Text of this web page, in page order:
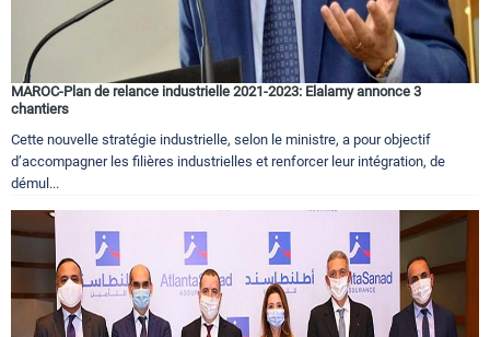
MAROC-Plan de relance industrielle 2021-2023: Elalamy annonce 3
chantiers
Cette nouvelle stratégie industrielle, selon le ministre, a pour objectif
d’accompagner les filières industrielles et renforcer leur intégration, de
démul...